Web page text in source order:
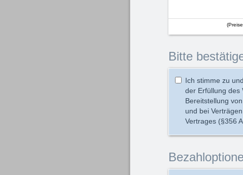
Bitte
Ich stimme zu
der Erfüllung des
Bereitstellung
und bei
Vertrages (§356